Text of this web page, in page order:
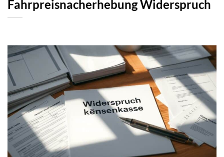
Fahrpreisnacherhebung Widerspruch